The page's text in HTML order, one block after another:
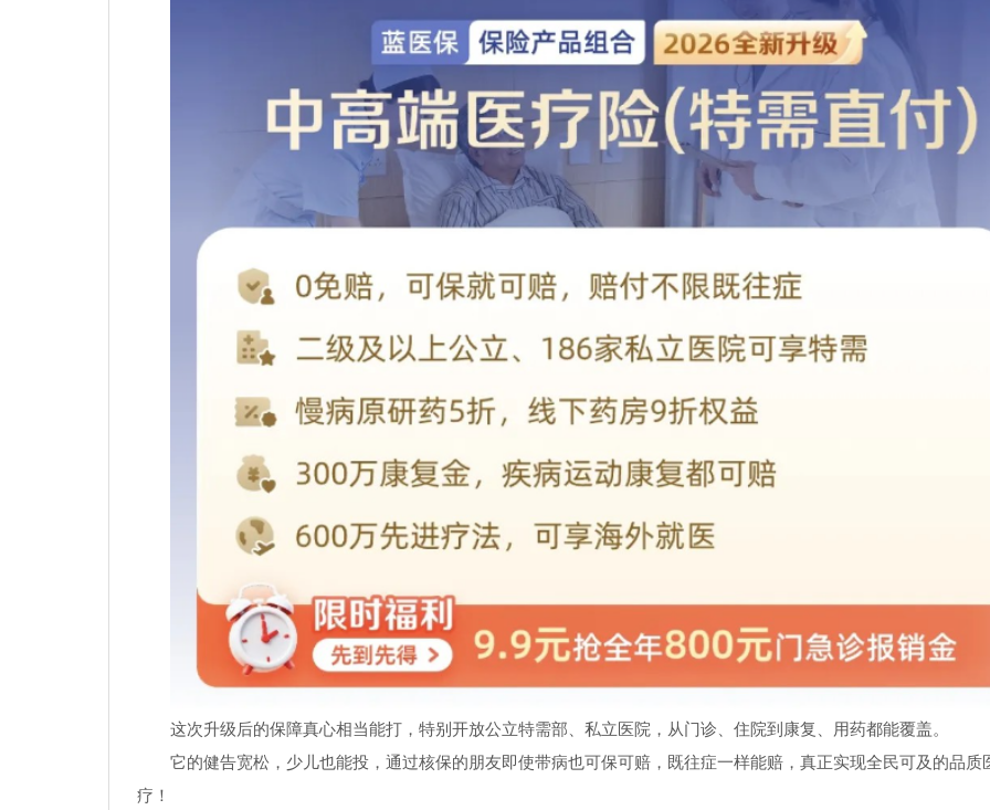
这次升级后的保障真心相当能打，特别开放公立特需部、私立医院，从门诊、住院到康复、用药都能覆盖。
它的健告宽松，少儿也能投，通过核保的朋友即使带病也可保可赔，既往症一样能赔，真正实现全民可及的品质
疗！